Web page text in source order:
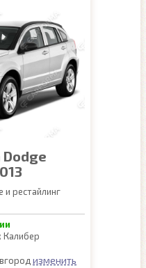
Dodge
и рестайлинг
изменить